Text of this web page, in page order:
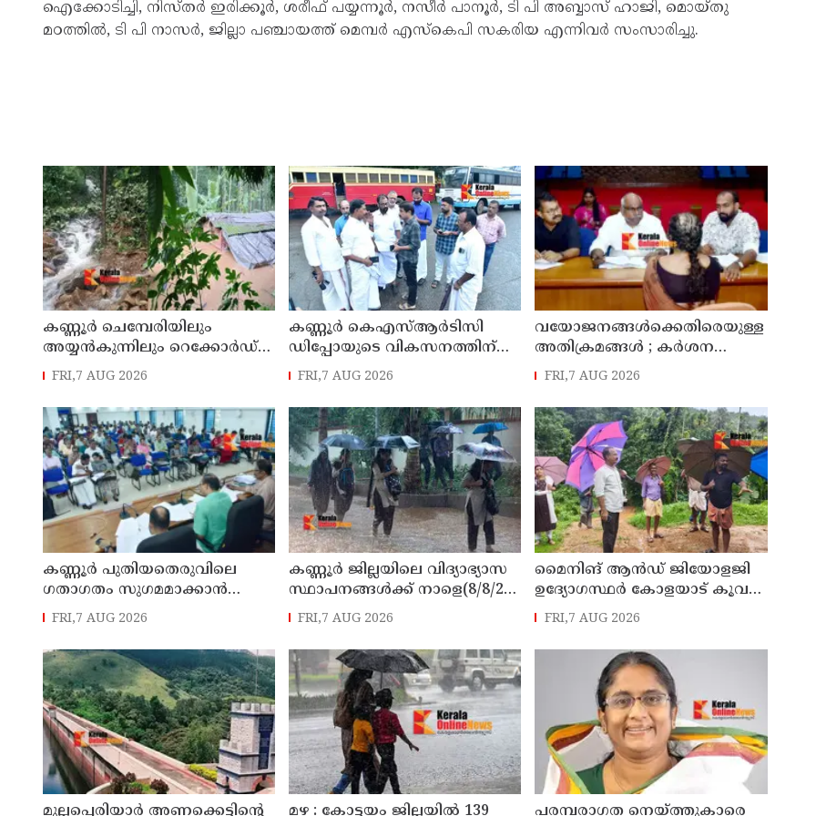
ഐക്കോടിച്ചി, നിസ്തർ ഇരിക്കൂർ, ശരീഫ് പയ്യന്നൂർ, നസീർ പാനൂർ, ടി പി അബ്ബാസ് ഹാജി, മൊയ്തു
മഠത്തിൽ, ടി പി നാസർ, ജില്ലാ പഞ്ചായത്ത് മെമ്പർ എസ്കെപി സകരിയ എന്നിവർ സംസാരിച്ചു.
കണ്ണൂർ ചെമ്പേരിയിലും
അയ്യൻകുന്നിലും റെക്കോർഡ്
മഴ ; ഉദയഗിരിയിൽ നേരിയ
ക്യാമ്പിലേക്ക് മാറ്റി
FRI,7 AUG 2026
കണ്ണൂർ കെഎസ്ആർടിസി
ഡിപ്പോയുടെ വികസനത്തിന്
മാസ്റ്റർ പ്ലാൻ തയ്യാറാക്കി
എം എൽ എ
FRI,7 AUG 2026
വയോജനങ്ങൾക്കെതിരെയുള്ള
അതിക്രമങ്ങൾ ; കർശന
നടപടി സ്വീകരിക്കുമെന്ന്
FRI,7 AUG 2026
കണ്ണൂർ പുതിയതെരുവിലെ
ഗതാഗതം സുഗമമാക്കാന്‍
നടപടികള്‍ സ്വീകരിക്കും
FRI,7 AUG 2026
കണ്ണൂർ ജില്ലയിലെ വിദ്യാഭ്യാസ
സ്ഥാപനങ്ങള്‍ക്ക് നാളെ(8/8/26)
അവധി പ്രഖ്യാപിച്ചു
FRI,7 AUG 2026
മൈനിങ് ആൻഡ്​ ജിയോളജി
ഉദ്യോഗസ്ഥർ കോളയാട് കൂവ
ഉന്നതി സന്ദർശിച്ചു
FRI,7 AUG 2026
മുല്ലപ്പെരിയാർ അണക്കെട്ടിന്റെ മഴ : കോട്ടയം ജില്ലയിൽ 139 പരമ്പരാഗത നെയ്ത്തുകാരെ